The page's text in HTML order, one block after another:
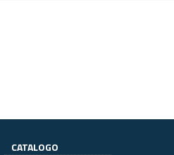
CATALOGO